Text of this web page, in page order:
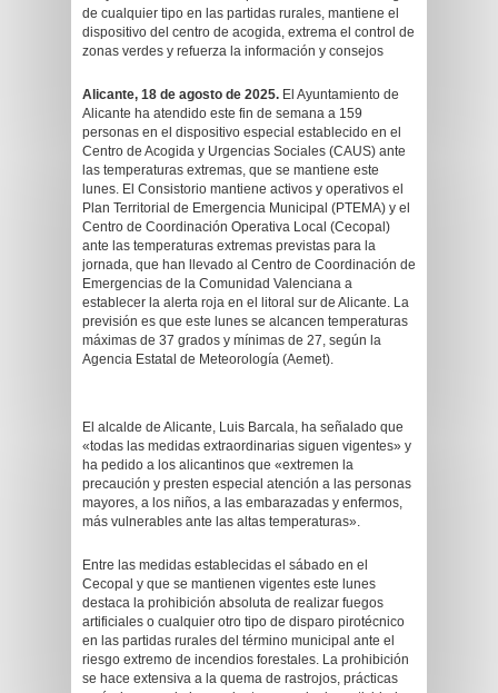
de cualquier tipo en las partidas rurales, mantiene el
dispositivo del centro de acogida, extrema el control de
zonas verdes y refuerza la información y consejos
Alicante, 18 de agosto de 2025. El Ayuntamiento de
Alicante ha atendido este fin de semana a 159
personas en el dispositivo especial establecido en el
Centro de Acogida y Urgencias Sociales (CAUS) ante
las temperaturas extremas, que se mantiene este
lunes. El Consistorio mantiene activos y operativos el
Plan Territorial de Emergencia Municipal (PTEMA) y el
Centro de Coordinación Operativa Local (Cecopal)
ante las temperaturas extremas previstas para la
jornada, que han llevado al Centro de Coordinación de
Emergencias de la Comunidad Valenciana a
establecer la alerta roja en el litoral sur de Alicante. La
previsión es que este lunes se alcancen temperaturas
máximas de 37 grados y mínimas de 27, según la
Agencia Estatal de Meteorología (Aemet).
El alcalde de Alicante, Luis Barcala, ha señalado que
«todas las medidas extraordinarias siguen vigentes» y
ha pedido a los alicantinos que «extremen la
precaución y presten especial atención a las personas
mayores, a los niños, a las embarazadas y enfermos,
más vulnerables ante las altas temperaturas».
Entre las medidas establecidas el sábado en el
Cecopal y que se mantienen vigentes este lunes
destaca la prohibición absoluta de realizar fuegos
artificiales o cualquier otro tipo de disparo pirotécnico
en las partidas rurales del término municipal ante el
riesgo extremo de incendios forestales. La prohibición
se hace extensiva a la quema de rastrojos, prácticas